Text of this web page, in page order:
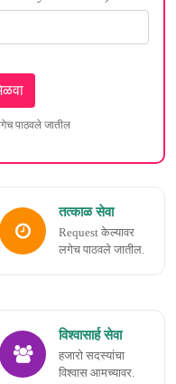
पाठवले जातील
तत्काळ सेवा
Request केल्यावर
लगेच पाठवले जातील.
विश्वासार्ह सेवा
हजारो सदस्यांचा
विश्वास आमच्यावर.